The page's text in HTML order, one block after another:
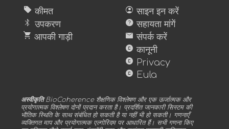
sell कीमत
bluetooth उपकरण
shopping_cart आपकी गाड़ी
account_circle साइन इन करें
help सहायता मांगें
mail संपर्क करें
copyright कानूनी
copyright Privacy
copyright Eula
अस्वीकृतिBioCoherence शैक्षणिक विश्लेषण और एक ऊर्जात्मक और
प्रयोगात्मक विश्लेषण दोनों प्रदान करता है। प्रदर्शित जानकारी सिस्टम की
भौतिक स्थिति के साथ संबंधित हो सकती है या नहीं भी हो सकती। गणनाएँ
व्यक्तिगत माप और प्रयोगात्मक एल्गोरिदम पर आधारित हैं। सभी गणना किए